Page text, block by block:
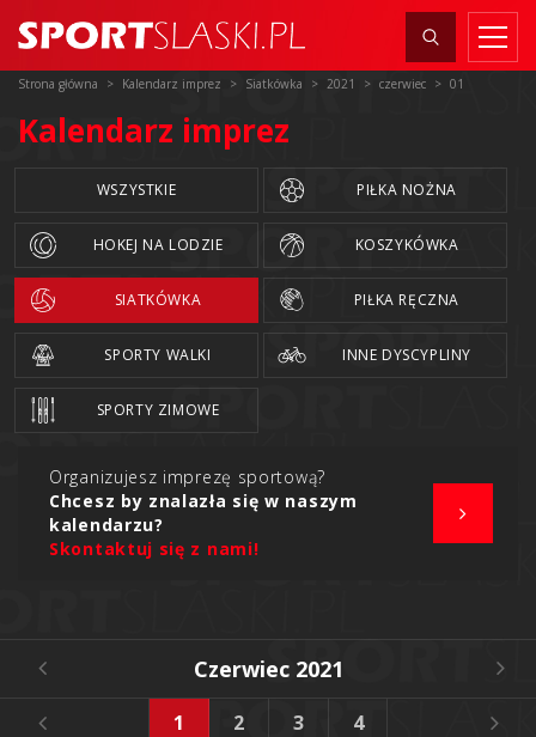
Strona główna Kalendarz imprez Siatkówka 2021 czerwiec 01
Kalendarz imprez
WSZYSTKIE PIŁKA NOŻNA
HOKEJ NA LODZIE KOSZYKÓWKA
SIATKÓWKA PIŁKA RĘCZNA
SPORTY WALKI INNE DYSCYPLINY
SPORTY ZIMOWE
Organizujesz imprezę sportową?
Chcesz by znalazła się w naszym
kalendarzu?
Skontaktuj się z nami!
Czerwiec 2021
1 2 3 4